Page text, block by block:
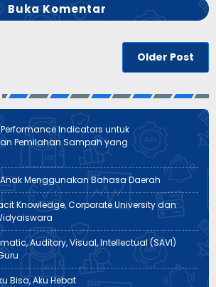
Buka Komentar
Older Post
Indicators untuk
Pemilahan Sampah yang
Menggunakan Bahasa Daerah
Knowledge, Corporate University dan
Auditory, Visual, Intellectual (SAVI)
Bisa, Aku Hebat